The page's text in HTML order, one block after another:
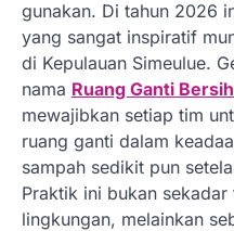
gunakan. Di tahun 2026
yang sangat inspiratif
di Kepulauan Simeulue.
nama Ruang Ganti Bersih
mewajibkan setiap tim
ruang ganti dalam
sampah sedikit pun
Praktik ini bukan
lingkungan, melainkan